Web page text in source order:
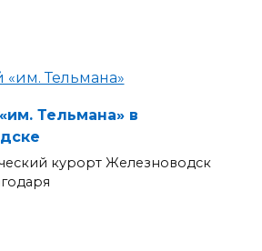
Тельмана» в
курорт Железноводск